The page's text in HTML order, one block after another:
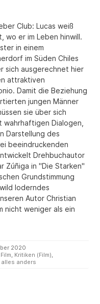
Club: Lucas weiß
wo er im Leben hinwill.
in einem
im Süden Chiles
sich ausgerechnet hier
attraktiven
Damit die Beziehung
jungen Männer
sie über sich
wahrhaftigen Dialogen,
Darstellung des
beeindruckenden
Drehbuchautor
Zúñiga in "Die Starken"
Grundstimmung
loderndes
Autor Christian
nicht weniger als ein
2020
Film Kritiken (Film)
anders